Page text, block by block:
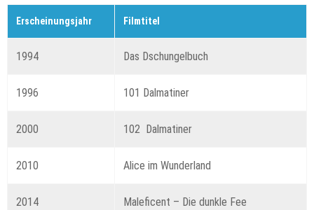
Erscheinungsjahr Filmtitel
1994 Das Dschungelbuch
1996 101 Dalmatiner
2000 102 Dalmatiner
2010 Alice im Wunderland
2014 Maleficent – Die dunkle Fee